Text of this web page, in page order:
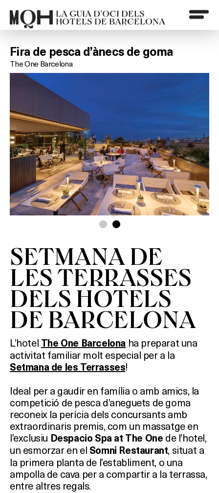
LA GUIA D’OCI DELS
HOTELS DE BARCELONA
Fira de pesca d’ànecs de goma
The One Barcelona
SETMANA DE
LES TERRASSES
DELS HOTELS
DE BARCELONA
L’hotel The One Barcelona ha preparat una
activitat familiar molt especial per a la
Setmana de les Terrasses!
Ideal per a gaudir en família o amb amics, la
competició de pesca d’aneguets de goma
reconeix la perícia dels concursants amb
extraordinaris premis, com un massatge en
l’exclusiu Despacio Spa at The One de l’hotel,
un esmorzar en el Somni Restaurant, situat a
la primera planta de l’establiment, o una
ampolla de cava per a compartir a la terrassa,
entre altres regals.